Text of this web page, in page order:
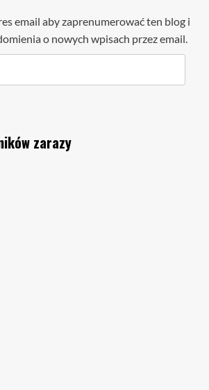
email aby zaprenumerować ten blog i
o nowych wpisach przez email.
zarazy